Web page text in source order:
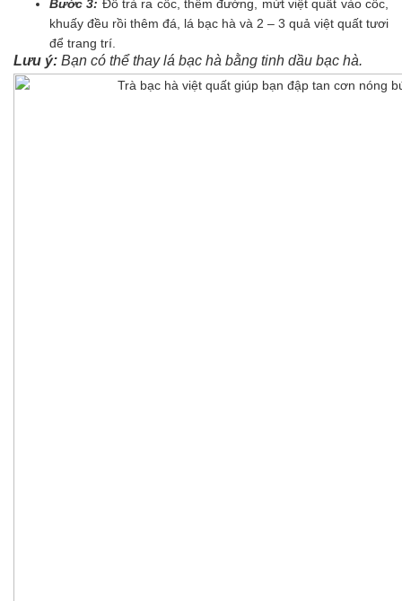
Bước 3: Đổ trà ra cốc, thêm đường, mứt việt quất vào cốc,
khuấy đều rồi thêm đá, lá bạc hà và 2 – 3 quả việt quất tươi
để trang trí.
Lưu ý: Bạn có thể thay lá bạc hà bằng tinh dầu bạc hà.